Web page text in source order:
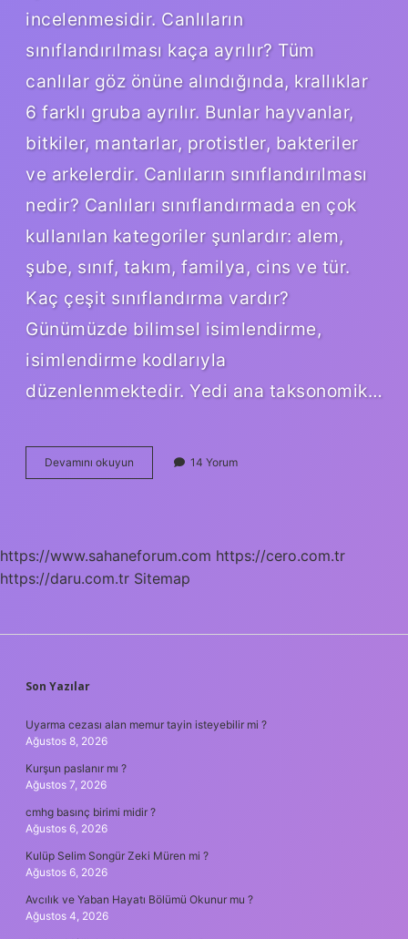
incelenmesidir. Canlıların
sınıflandırılması kaça ayrılır? Tüm
canlılar göz önüne alındığında, krallıklar
6 farklı gruba ayrılır. Bunlar hayvanlar,
bitkiler, mantarlar, protistler, bakteriler
ve arkelerdir. Canlıların sınıflandırılması
nedir? Canlıları sınıflandırmada en çok
kullanılan kategoriler şunlardır: alem,
şube, sınıf, takım, familya, cins ve tür.
Kaç çeşit sınıflandırma vardır?
Günümüzde bilimsel isimlendirme,
isimlendirme kodlarıyla
düzenlenmektedir. Yedi ana taksonomik…
Devamını okuyun Canlıların
Sistematik
14 Yorum
https://www.sahaneforum.com https://cero.com.tr
https://daru.com.tr Sitemap
SIDEBAR
Son Yazılar
Uyarma cezası alan memur tayin isteyebilir mi ?
Ağustos 8, 2026
Kurşun paslanır mı ?
Ağustos 7, 2026
cmhg basınç birimi midir ?
Ağustos 6, 2026
Kulüp Selim Songür Zeki Müren mi ?
Ağustos 6, 2026
Avcılık ve Yaban Hayatı Bölümü Okunur mu ?
Ağustos 4, 2026